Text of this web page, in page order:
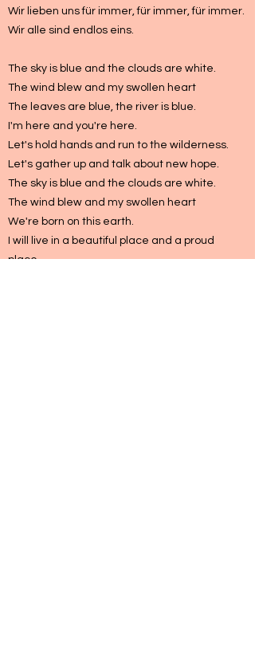
Wir lieben uns für immer, für immer, für immer.
Wir alle sind endlos eins.
The sky is blue and the clouds are white.
The wind blew and my swollen heart
The leaves are blue, the river is blue.
I'm here and you're here.
Let's hold hands and run to the wilderness.
Let's gather up and talk about new hope.
The sky is blue and the clouds are white.
The wind blew and my swollen heart
We're born on this earth.
I will live in a beautiful place and a proud
place.